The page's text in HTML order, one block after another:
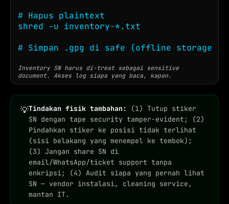
# Hapus plaintext
shred -u inventory-*.txt
# Simpan .gpg di safe (offline storage /
Inventory SN harus di-treat sebagai sensitive
document. Akses log siapa yang baca, kapan.
💡Tindakan fisik tambahan:
(1) Tutup stiker
SN dengan tape security tamper-evident; (2)
Pindahkan stiker ke posisi tidak terlihat
(sisi belakang yang menempel ke tembok);
(3) Jangan share SN di
email/WhatsApp/ticket support tanpa
enkripsi; (4) Audit siapa yang pernah lihat
SN — vendor instalasi, cleaning service,
mantan IT.